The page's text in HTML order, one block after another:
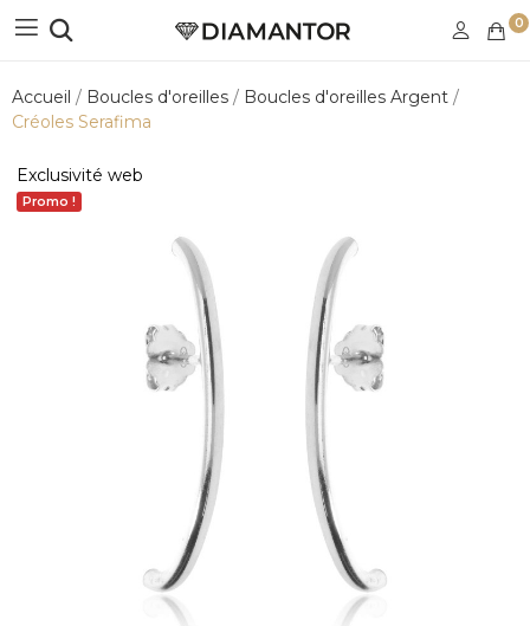
0
Accueil Boucles d'oreilles
Boucles d'oreilles Argent
Créoles Serafima
Exclusivité web
Promo !